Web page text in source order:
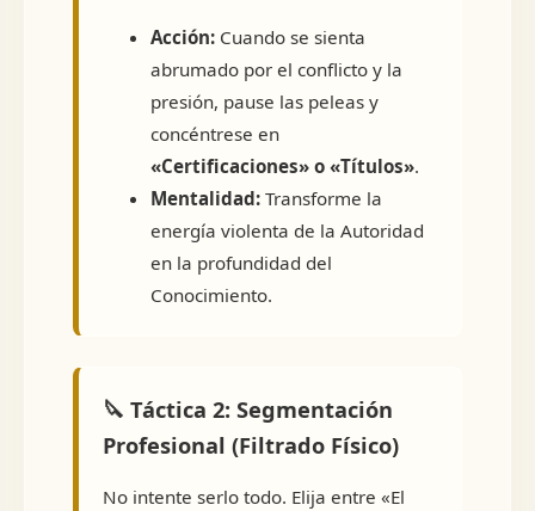
Acción: Cuando se sienta
abrumado por el conflicto y la
presión, pause las peleas y
concéntrese en
«Certificaciones» o «Títulos».
Mentalidad: Transforme la
energía violenta de la Autoridad
en la profundidad del
Conocimiento.
🔪 Táctica 2: Segmentación
Profesional (Filtrado Físico)
No intente serlo todo. Elija entre «El